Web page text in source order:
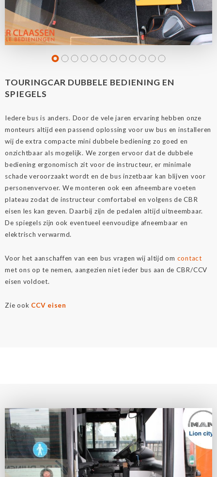
TOURINGCAR DUBBELE BEDIENING EN
SPIEGELS
Iedere bus is anders. Door de vele jaren ervaring hebben onze
monteurs altijd een passend oplossing voor uw bus en installeren
wij de extra compacte mini dubbele bediening zo goed en
onzichtbaar als mogelijk. We zorgen ervoor dat de dubbele
bediening ergonomisch zit voor de instructeur, er minimale
schade veroorzaakt wordt en de bus inzetbaar kan blijven voor
personenvervoer. We monteren ook een afneembare voeten
plateau zodat de instructeur comfortabel en volgens de CBR
eisen les kan geven. Daarbij zijn de pedalen altijd uitneembaar.
De spiegels zijn ook eventueel eenvoudige afneembaar en
elektrisch verwarmd.
Voor het aanschaffen van een bus vragen wij altijd om contact
met ons op te nemen, aangezien niet ieder bus aan de CBR/CCV
eisen voldoet.
Zie ook CCV eisen